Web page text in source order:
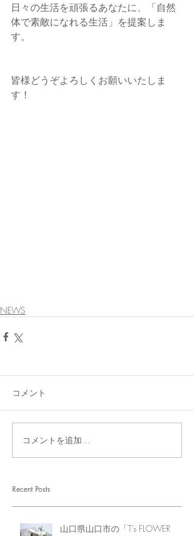
日々の生活を頑張るあなたに、「自然
体で素敵になれる生活」を提案しま
す。
皆様どうぞよろしくお願いいたしま
す！
NEWS
コメント
コメントを追加…
Recent Posts
山口県山口市の「T’s FLOWER